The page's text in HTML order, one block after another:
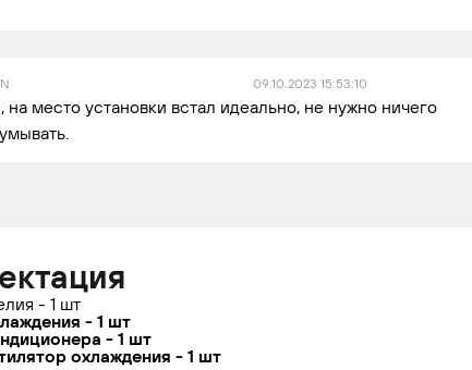
09.10.2023 15:53:10
место установки встал идеально, не нужно ничего
- 1 шт
- 1 шт
- 1 шт
oхлаждения - 1 шт